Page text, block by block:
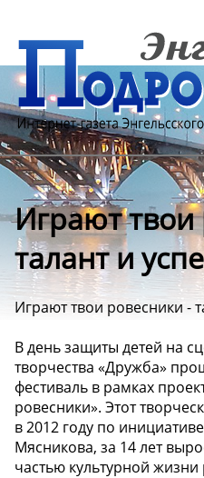
Играют твои
талант и
Играют твои ровесники -
В день защиты детей на
творчества «Дружба»
фестиваль в рамках
ровесники». Этот
в 2012 году по
Мясникова, за 14 лет
частью культурной жизни